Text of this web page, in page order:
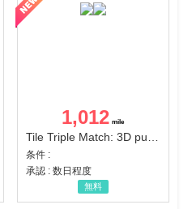
1,012
条件 :
承認 : 数日程度
無料